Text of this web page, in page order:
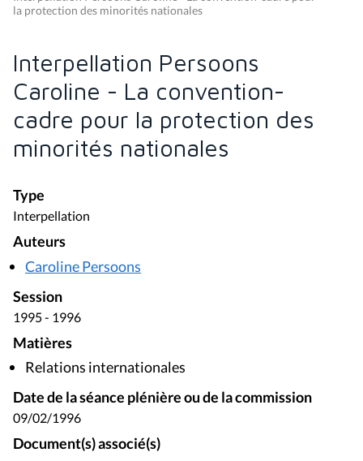
la protection des minorités nationales
Interpellation Persoons
Caroline - La convention-
cadre pour la protection des
minorités nationales
Type
Interpellation
Auteurs
Caroline Persoons
Session
1995 - 1996
Matières
Relations internationales
Date de la séance plénière ou de la commission
09/02/1996
Document(s) associé(s)